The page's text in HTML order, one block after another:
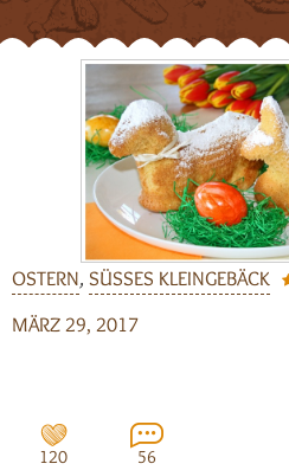
OSTERN, SÜSSES KLEINGEBÄCK
MÄRZ 29, 2017
120 56